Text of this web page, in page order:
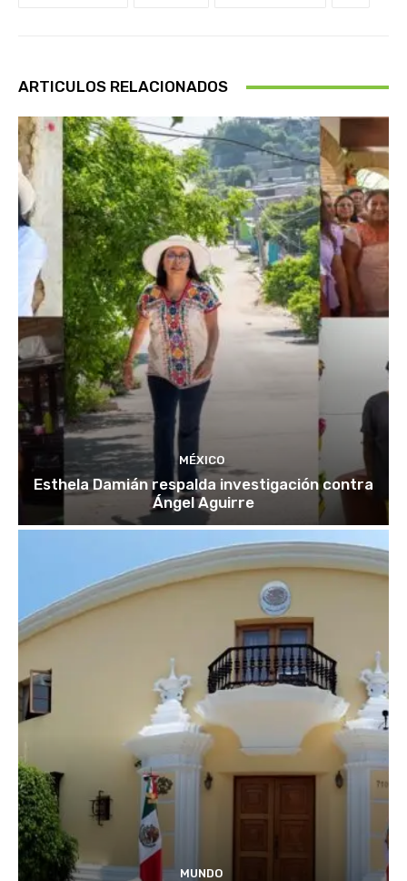
ARTICULOS RELACIONADOS
MÉXICO
Esthela Damián respalda investigación contra
Ángel Aguirre
MUNDO